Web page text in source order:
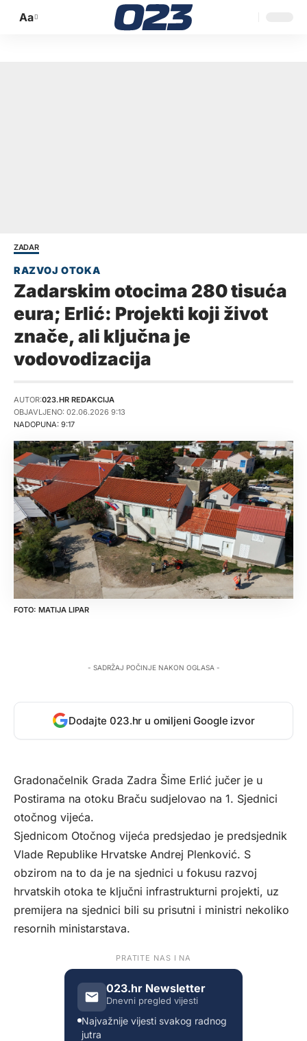
Promijeni
Aa
ZADAR
Zadarskim otocima 280 tisuća
eura; Erlić: Projekti koji život
znače, ali ključna je
vodovodizacija
NADOPUNA: 9:17
AUTOR:023.HR REDAKCIJA
OBJAVLJENO: 02.06.2026 9:13
MATIJA LIPAR
- SADRŽAJ POČINJE NAKON OGLASA -
Dodajte 023.hr u omiljeni Google izvor
Gradonačelnik Grada Zadra Šime Erlić jučer je u
Postirama na otoku Braču sudjelovao na 1. Sjednici
otočnog vijeća.
Sjednicom Otočnog vijeća predsjedao je predsjednik
Vlade Republike Hrvatske Andrej Plenković. S
obzirom na to da je na sjednici u fokusu razvoj
hrvatskih otoka te ključni infrastrukturni projekti, uz
premijera na sjednici bili su prisutni i ministri nekoliko
resornih ministarstava.
PRATITE NAS I NA
023.hr Newsletter
Dnevni pregled vijesti
Najvažnije vijesti svakog radnog
jutra